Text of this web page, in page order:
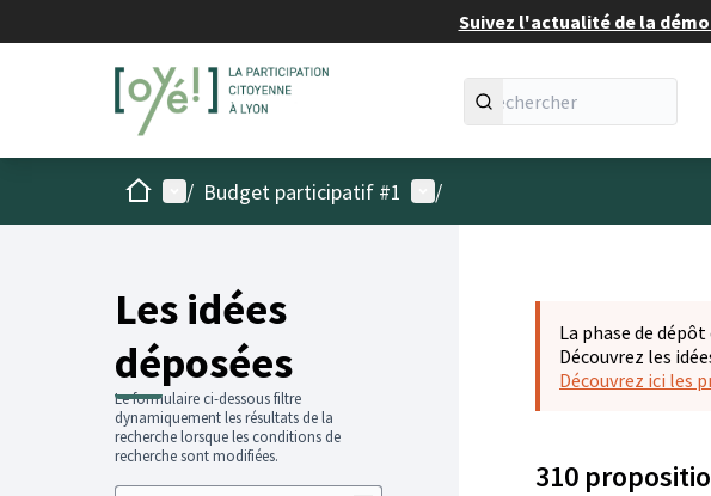
Suivez l'actualité de la
AccueilMenu principal
/ Budget participatif #1 Menu utilisateur
/
Les idées
déposées
Le formulaire ci-dessous filtre
dynamiquement les résultats de la
recherche lorsque les conditions de
recherche sont modifiées.
La phase de
Découvrez les
Découvrez ici les
310